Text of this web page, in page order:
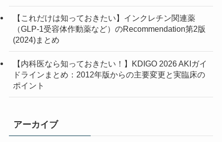
(1)
(2)
(2)
【これだけは知っておきたい】インクレチン関連薬
（GLP-1受容体作動薬など）のRecommendation第2版
(2024)まとめ
【内科医なら知っておきたい！】KDIGO 2026 AKIガイ
ドラインまとめ：2012年版からの主要変更と実臨床の
ポイント
アーカイブ